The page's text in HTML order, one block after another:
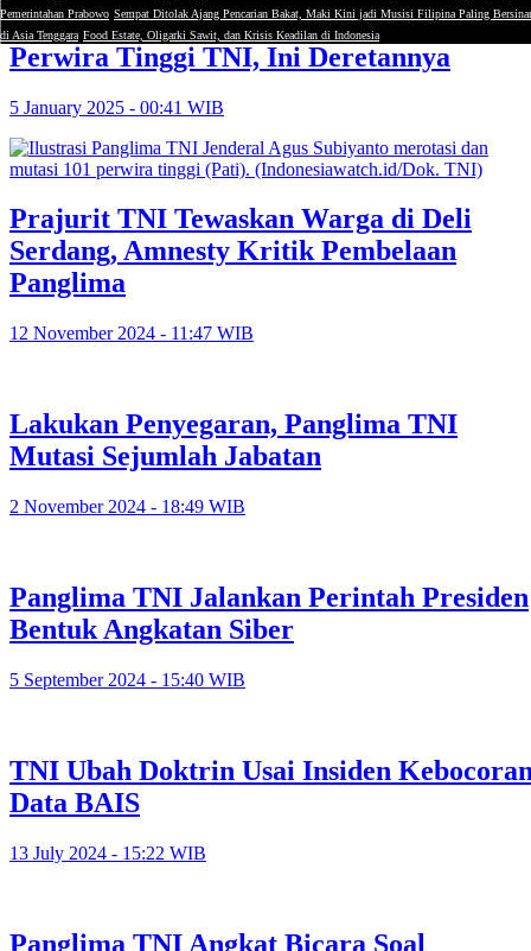
Pemerintahan Prabowo Sempat Ditolak Ajang Pencarian Bakat, Maki Kini jadi Musisi Filipina Paling Bersinar
di Asia Tenggara Food Estate, Oligarki Sawit, dan Krisis Keadilan di Indonesia
Panglima TNI Rotasi dan Mutasi 101
Perwira Tinggi TNI, Ini Deretannya
5 January 2025 - 00:41 WIB
Prajurit TNI Tewaskan Warga di Deli
Serdang, Amnesty Kritik Pembelaan
Panglima
12 November 2024 - 11:47 WIB
Lakukan Penyegaran, Panglima TNI
Mutasi Sejumlah Jabatan
2 November 2024 - 18:49 WIB
Panglima TNI Jalankan Perintah Presiden
Bentuk Angkatan Siber
5 September 2024 - 15:40 WIB
TNI Ubah Doktrin Usai Insiden
Data BAIS
13 July 2024 - 15:22 WIB
Panglima TNI Angkat Bicara Soal